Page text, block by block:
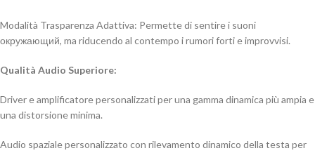
Modalità Trasparenza Adattiva: Permette di sentire i suoni
окружающий, ma riducendo al contempo i rumori forti e improvvisi.
Qualità Audio Superiore:
Driver e amplificatore personalizzati per una gamma dinamica più ampia e
una distorsione minima.
Audio spaziale personalizzato con rilevamento dinamico della testa per